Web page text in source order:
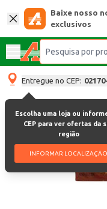
Baixe nosso
exclusivos
Entregue no CEP:
Escolha uma loja ou
CEP para ver ofertas da
região
INFORMAR LOCALIZAÇÃO